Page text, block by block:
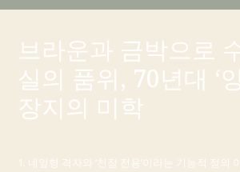
브라운과 금박으로
실의 품위, 70년대 ‘
장지의 미학
1. 네잎형 격자와 ‘천장 전용’이라는 기능적 정의